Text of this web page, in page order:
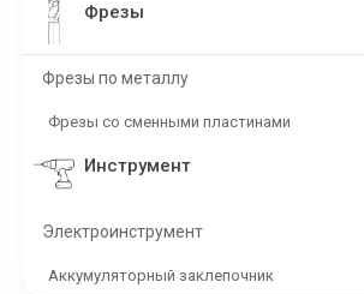
Фрезы
Фрезы по металлу
Фрезы со сменными пластинами
Инструмент
Электроинструмент
Аккумуляторный заклепочник